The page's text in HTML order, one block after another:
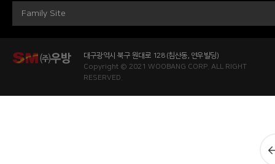
Family Site
대구광역시 북구 원대로 128 (침산동, 연우빌딩)
Copyright © 2021 WOOBANG CORP. ALL RIGHT
RESERVED.